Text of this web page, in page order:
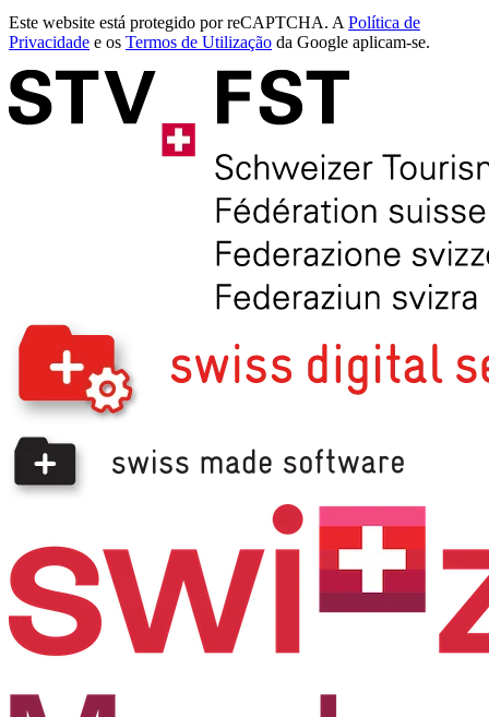
Este website está protegido por reCAPTCHA. A Política de
Privacidade e os Termos de Utilização da Google aplicam-se.